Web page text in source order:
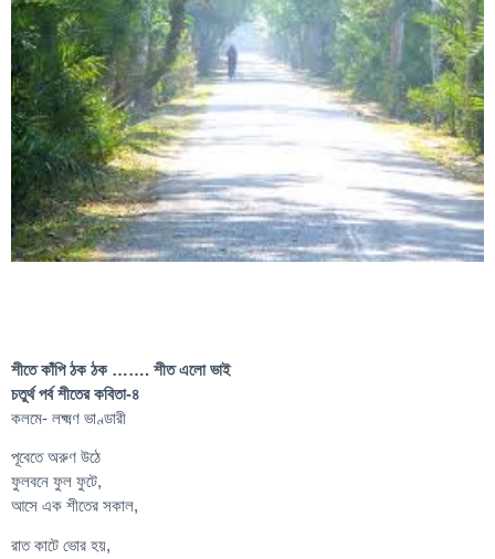
শীতে কাঁপি ঠক ঠক ……. শীত এলো ভাই
চতুৰ্থ পর্ব শীতের কবিতা-৪
কলমে- লক্ষ্মণ ভাণ্ডারী
পূবেতে অরুণ উঠে
ফুলবনে ফুল ফুটে,
আসে এক শীতের সকাল,
রাত কাটে ভোর হয়,